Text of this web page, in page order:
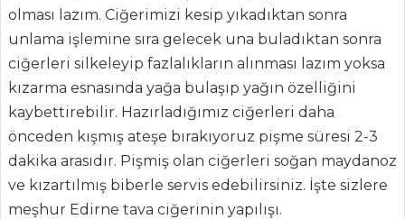
Tüm
Kategoriler
ÇORBALAR
Sebze Çorbası
Kremalı Sebze
Çorbası
olması lazım. Ciğerimizi kesip yıkadıktan sonra
unlama işlemine sıra gelecek una buladıktan sonra
ciğerleri silkeleyip fazlalıkların alınması lazım yoksa
kızarma esnasında yağa bulaşıp yağın özelliğini
kaybettirebilir. Hazırladığımız ciğerleri daha
önceden kışmış ateşe bırakıyoruz pişme süresi 2-3
dakika arasıdır. Pişmiş olan ciğerleri soğan maydanoz
ve kızartılmış biberle servis edebilirsiniz. İşte sizlere
meşhur Edirne tava ciğerinin yapılışı.